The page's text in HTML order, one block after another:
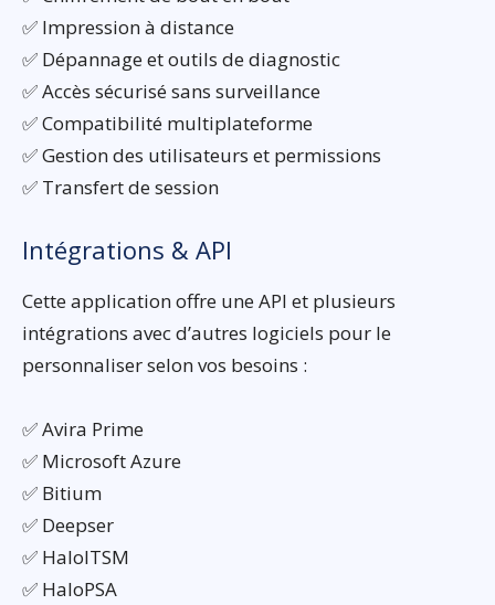
✅ Impression à distance
✅ Dépannage et outils de diagnostic
✅ Accès sécurisé sans surveillance
✅ Compatibilité multiplateforme
✅ Gestion des utilisateurs et permissions
✅ Transfert de session
Intégrations & API
Cette application offre une API et plusieurs
intégrations avec d’autres logiciels pour le
personnaliser selon vos besoins :
✅ Avira Prime
✅ Microsoft Azure
✅ Bitium
✅ Deepser
✅ HaloITSM
✅ HaloPSA